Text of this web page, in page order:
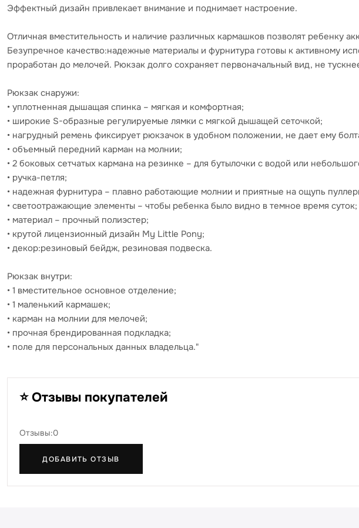
Эффектный дизайн привлекает внимание и поднимает настроение.
Отличная вместительность и наличие различных кармашков позволят ребенку
Безупречное качество:надежные материалы и фурнитура готовы к активному
проработан до мелочей. Рюкзак долго сохраняет первоначальный вид, не
Рюкзак снаружи:
• уплотненная дышащая спинка – мягкая и комфортная;
• широкие S-образные регулируемые лямки с мягкой дышащей сеточкой;
• нагрудный ремень фиксирует рюкзачок в удобном положении, не дает ему
• объемный передний карман на молнии;
• 2 боковых сетчатых кармана на резинке – для бутылочки с водой или
• ручка-петля;
• надежная фурнитура – плавно работающие молнии и приятные на ощупь
• светоотражающие элементы – чтобы ребенка было видно в темное время суток;
• материал – прочный полиэстер;
• крутой лицензионный дизайн My Little Pony;
• декор:резиновый бейдж, резиновая подвеска.
Рюкзак внутри:
• 1 вместительное основное отделение;
• 1 маленький кармашек;
• карман на молнии для мелочей;
• прочная брендированная подкладка;
• поле для персональных данных владельца."
⭐ Отзывы покупателей
Отзывы:0
ДОБАВИТЬ ОТЗЫВ